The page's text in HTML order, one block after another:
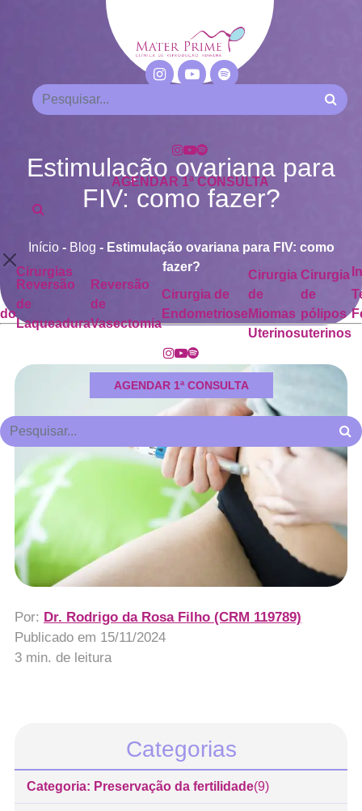
AGENDAR 1ª CONSULTA
Cirurgias
Reversão
de
Laqueadura
Reversão
de
Vasectomia
Cirurgia de
Endometriose
Cirurgia
de
Miomas
Uterinos
Cirurgia
de
pólipos
uterinos
AGENDAR 1ª CONSULTA
Estimulação ovariana para
FIV: como fazer?
Início- Blog - Estimulação ovariana para FIV: como
fazer?
Por: Dr. Rodrigo da Rosa Filho (CRM 119789)
Publicado em 15/11/2024
3 min. de leitura
Categorias
Categoria: Preservação da fertilidade(9)